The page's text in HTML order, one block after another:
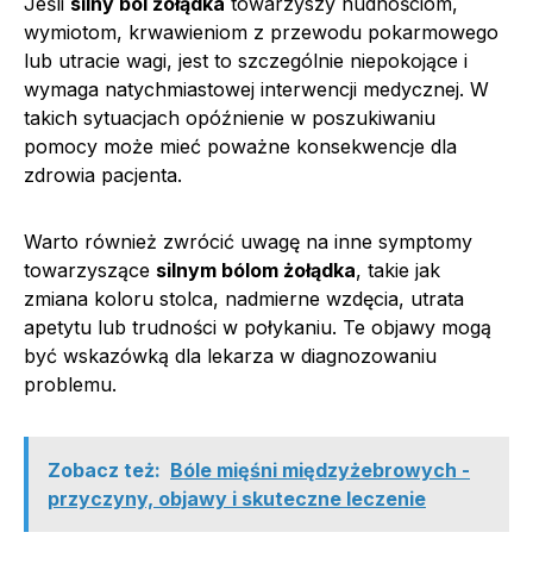
wymiotom, krwawieniom z przewodu pokarmowego
lub utracie wagi, jest to szczególnie niepokojące i
wymaga natychmiastowej interwencji medycznej. W
takich sytuacjach opóźnienie w poszukiwaniu
pomocy może mieć poważne konsekwencje dla
zdrowia pacjenta.
Warto również zwrócić uwagę na inne symptomy
towarzyszące silnym bólom żołądka, takie jak
zmiana koloru stolca, nadmierne wzdęcia, utrata
apetytu lub trudności w połykaniu. Te objawy mogą
być wskazówką dla lekarza w diagnozowaniu
problemu.
Zobacz też: Bóle mięśni międzyżebrowych -
przyczyny, objawy i skuteczne leczenie